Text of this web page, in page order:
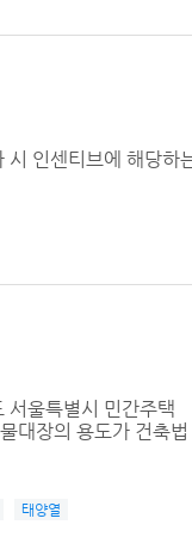
시 인센티브에 해당하
울특별시 민간주택
대장의 용도가 건축법
태양열